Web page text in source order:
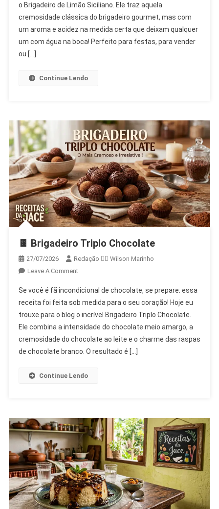
De
Limão
Siciliano:
A
o Brigadeiro de Limão Siciliano. Ele traz aquela
cremosidade clássica do brigadeiro gourmet, mas com
um aroma e acidez na medida certa que deixam qualquer
um com água na boca! Perfeito para festas, para vender
ou […]
Continue Lendo
🍫 Brigadeiro Triplo Chocolate
27/07/2026
Redação 👨‍⚖️​ Wilson Marinho
Leave A CommentOn
Brigadeiro
Triplo
Chocolate
Se você é fã incondicional de chocolate, se prepare: essa
receita foi feita sob medida para o seu coração! Hoje eu
trouxe para o blog o incrível Brigadeiro Triplo Chocolate.
Ele combina a intensidade do chocolate meio amargo, a
cremosidade do chocolate ao leite e o charme das raspas
de chocolate branco. O resultado é […]
Continue Lendo